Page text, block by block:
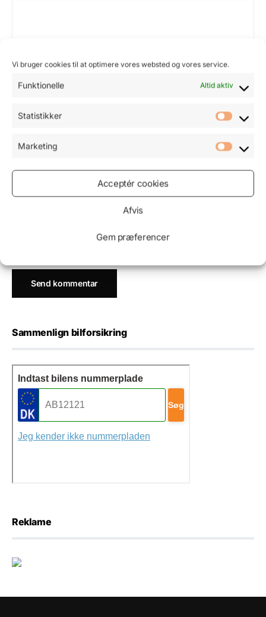
Vi bruger cookies til at optimere vores websted og vores service.
Funktionelle Altid aktiv
Statistikker
Marketing
Acceptér cookies
Afvis
Gem præferencer
Navn *
Sammenlign bilforsikring
Reklame